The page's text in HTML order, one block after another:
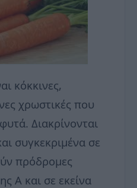
κόκκινες,
χρωστικές που
Διακρίνονται
συγκεκριμένα σε
πρόδρομες
Α και σε εκείνα